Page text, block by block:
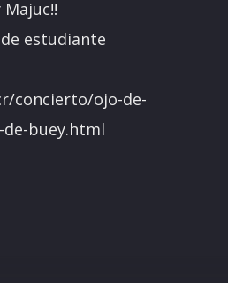
estudiante
concierto/ojo-de-
buey.html